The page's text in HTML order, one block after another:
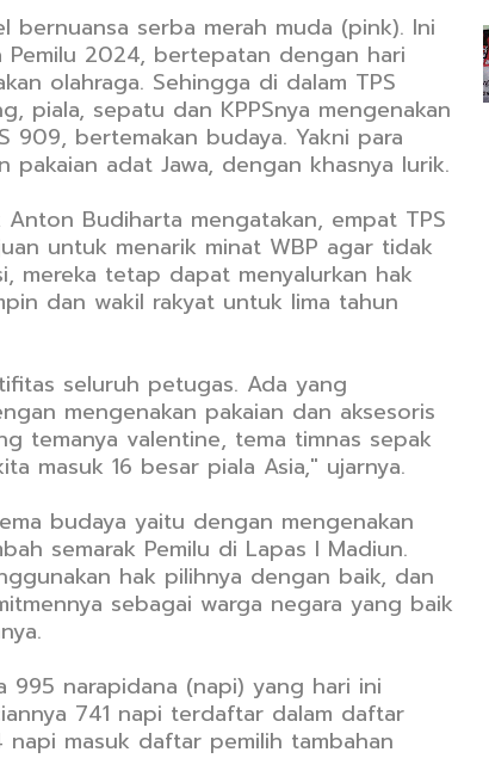
bernuansa serba merah muda (pink). Ini
Pemilu 2024, bertepatan dengan hari
olahraga. Sehingga di dalam TPS
piala, sepatu dan KPPSnya mengenakan
909, bertemakan budaya. Yakni para
pakaian adat Jawa, dengan khasnya lurik.
Anton Budiharta mengatakan, empat TPS
untuk menarik minat WBP agar tidak
mereka tetap dapat menyalurkan hak
dan wakil rakyat untuk lima tahun
seluruh petugas. Ada yang
mengenakan pakaian dan aksesoris
temanya valentine, tema timnas sepak
masuk 16 besar piala Asia," ujarnya.
budaya yaitu dengan mengenakan
semarak Pemilu di Lapas I Madiun.
hak pilihnya dengan baik, dan
sebagai warga negara yang baik
995 narapidana (napi) yang hari ini
741 napi terdaftar dalam daftar
masuk daftar pemilih tambahan